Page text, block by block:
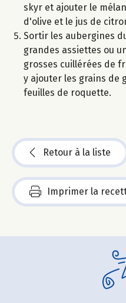
skyr et ajouter le
d'olive et le jus de
Sortir les aubergines
grandes assiettes ou
grosses cuillérées de
y ajouter les grains de
feuilles de roquette.
Retour à la liste
Imprimer la